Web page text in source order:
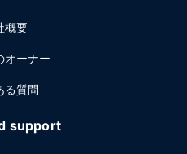
概要
オーナー
る質問
support